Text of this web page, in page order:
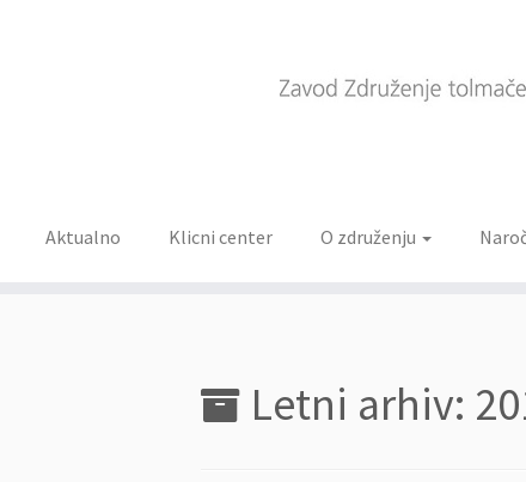
Aktualno Klicni center O združenju
Letni arhiv: